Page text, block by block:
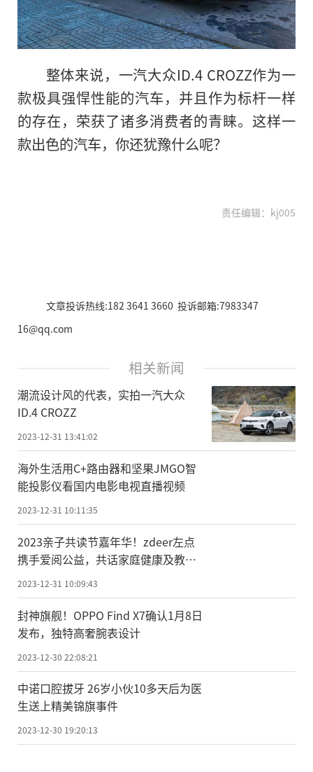
整体来说，一汽大众ID.4 CROZZ作为一
款极具强悍性能的汽车，并且作为标杆一样
的存在，荣获了诸多消费者的青睐。这样一
款出色的汽车，你还犹豫什么呢？
责任编辑：kj005
文章投诉热线:182 3641 3660 投诉邮箱:7983347
16@qq.com
相关新闻
潮流设计风的代表，实拍一汽大众
ID.4 CROZZ
2023-12-31 13:41:02
海外生活用C+路由器和坚果JMGO智
能投影仪看国内电影电视直播视频
2023-12-31 10:11:35
2023亲子共读节嘉年华！zdeer左点
携手爱阅公益，共话家庭健康及教
2023-12-31 10:09:43
封神旗舰！OPPO Find X7确认1月8日
发布，独特高奢腕表设计
2023-12-30 22:08:21
中诺口腔拔牙 26岁小伙10多天后为医
生送上精美锦旗事件
2023-12-30 19:20:13